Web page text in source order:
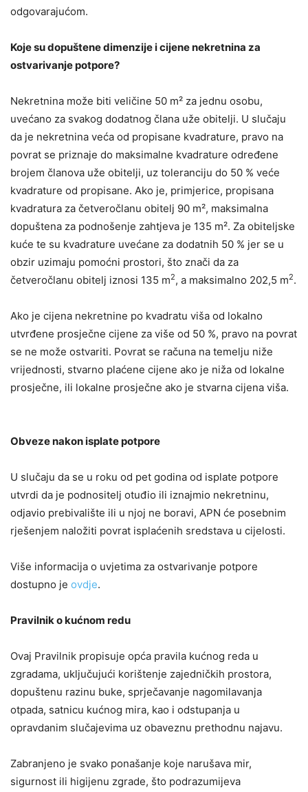
odgovarajućom.
Koje su dopuštene dimenzije i cijene nekretnina za
ostvarivanje potpore?
Nekretnina može biti veličine 50 m² za jednu osobu,
uvećano za svakog dodatnog člana uže obitelji. U slučaju
da je nekretnina veća od propisane kvadrature, pravo na
povrat se priznaje do maksimalne kvadrature određene
brojem članova uže obitelji, uz toleranciju do 50 % veće
kvadrature od propisane. Ako je, primjerice, propisana
kvadratura za četveročlanu obitelj 90 m², maksimalna
dopuštena za podnošenje zahtjeva je 135 m². Za obiteljske
kuće te su kvadrature uvećane za dodatnih 50 % jer se u
obzir uzimaju pomoćni prostori, što znači da za
četveročlanu obitelj iznosi 135 m2, a maksimalno 202,5 m2.
Ako je cijena nekretnine po kvadratu viša od lokalno
utvrđene prosječne cijene za više od 50 %, pravo na povrat
se ne može ostvariti. Povrat se računa na temelju niže
vrijednosti, stvarno plaćene cijene ako je niža od lokalne
prosječne, ili lokalne prosječne ako je stvarna cijena viša.
Obveze nakon isplate potpore
U slučaju da se u roku od pet godina od isplate potpore
utvrdi da je podnositelj otuđio ili iznajmio nekretninu,
odjavio prebivalište ili u njoj ne boravi, APN će posebnim
rješenjem naložiti povrat isplaćenih sredstava u cijelosti.
Više informacija o uvjetima za ostvarivanje potpore
dostupno je ovdje.
Pravilnik o kućnom redu
Ovaj Pravilnik propisuje opća pravila kućnog reda u
zgradama, uključujući korištenje zajedničkih prostora,
dopuštenu razinu buke, sprječavanje nagomilavanja
otpada, satnicu kućnog mira, kao i odstupanja u
opravdanim slučajevima uz obaveznu prethodnu najavu.
Zabranjeno je svako ponašanje koje narušava mir,
sigurnost ili higijenu zgrade, što podrazumijeva